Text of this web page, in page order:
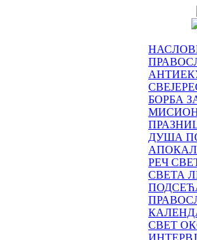
БОРБА
ДУША
РЕЧ
СВЕТА
СВЕТ